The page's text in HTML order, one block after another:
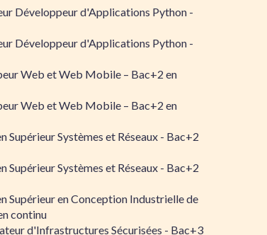
Développeur d'Applications Python -
Développeur d'Applications Python -
Web et Web Mobile – Bac+2 en
Web et Web Mobile – Bac+2 en
Supérieur Systèmes et Réseaux - Bac+2
Supérieur Systèmes et Réseaux - Bac+2
Supérieur en Conception Industrielle de
continu
d'Infrastructures Sécurisées - Bac+3